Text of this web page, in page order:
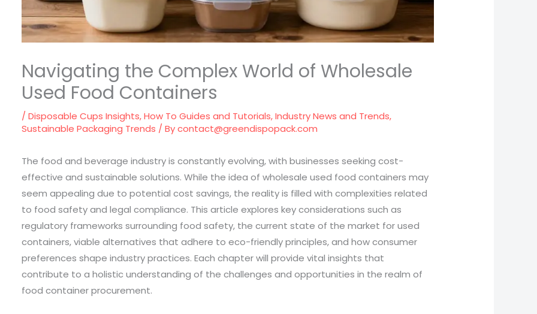
Navigating the Complex World of Wholesale
Used Food Containers
/Disposable Cups Insights,How To Guides and Tutorials,Industry News and Trends,
Sustainable Packaging Trends / Bycontact@greendispopack.com
The food and beverage industry is constantly evolving, with businesses seeking cost-
effective and sustainable solutions. While the idea of wholesale used food containers may
seem appealing due to potential cost savings, the reality is filled with complexities related
to food safety and legal compliance. This article explores key considerations such as
regulatory frameworks surrounding food safety, the current state of the market for used
containers, viable alternatives that adhere to eco-friendly principles, and how consumer
preferences shape industry practices. Each chapter will provide vital insights that
contribute to a holistic understanding of the challenges and opportunities in the realm of
food container procurement.